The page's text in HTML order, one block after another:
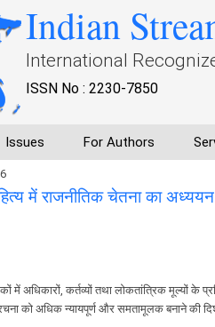
Indian
International
ISSN No : 2230-7850
Issues For Authors
में राजनीतिक चेतना का अध्ययन
में अधिकारों, कर्तव्यों तथा लोकतांत्रिक मूल्यों के
को अधिक न्यायपूर्ण और समतामूलक बनाने की